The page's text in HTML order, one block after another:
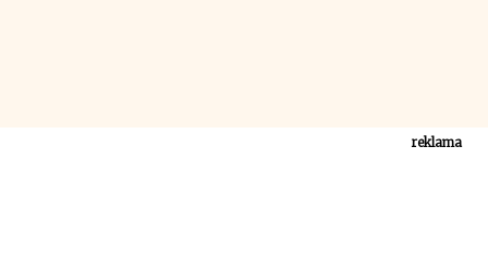
reklama